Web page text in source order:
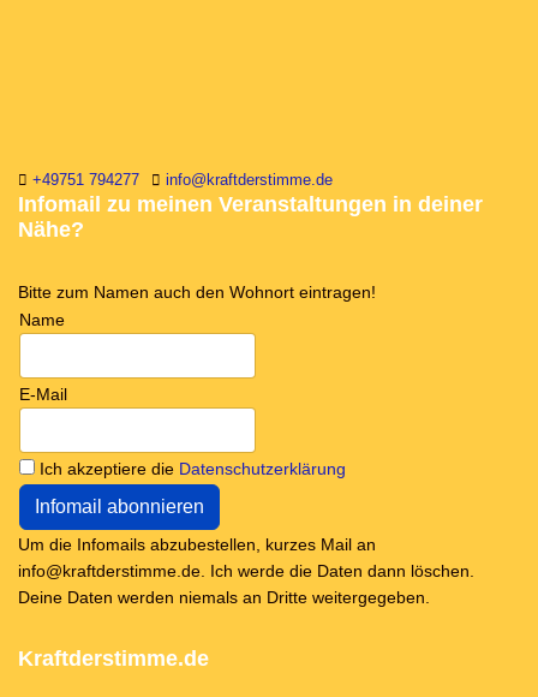
+49751 794277 info@kraftderstimme.de
Infomail zu meinen Veranstaltungen in deiner
Nähe?
Bitte zum Namen auch den Wohnort eintragen!
Name
E-Mail
Ich akzeptiere die Datenschutzerklärung
Um die Infomails abzubestellen, kurzes Mail an
info@kraftderstimme.de. Ich werde die Daten dann löschen.
Deine Daten werden niemals an Dritte weitergegeben.
Kraftderstimme.de